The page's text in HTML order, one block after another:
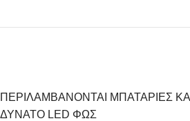
ΠΕΡΙΛΑΜΒΑΝΟΝΤΑΙ ΜΠΑΤΑΡΙΕΣ
ΔΥΝΑΤΟ LED ΦΩΣ